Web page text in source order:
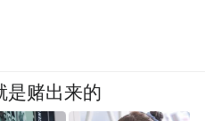
是赌出来的